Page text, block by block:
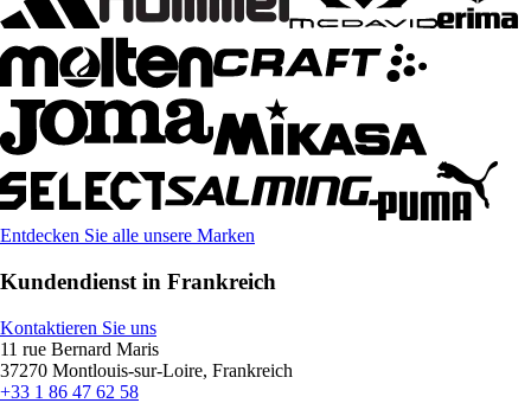
Entdecken Sie alle unsere Marken
Kundendienst in Frankreich
Kontaktieren Sie uns
11 rue Bernard Maris
37270 Montlouis-sur-Loire, Frankreich
+33 1 86 47 62 58